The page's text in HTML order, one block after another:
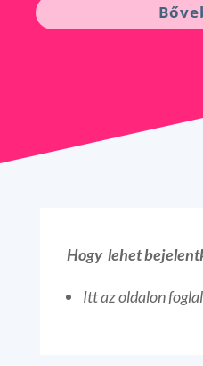
Hogy lehet
Itt az oldalon